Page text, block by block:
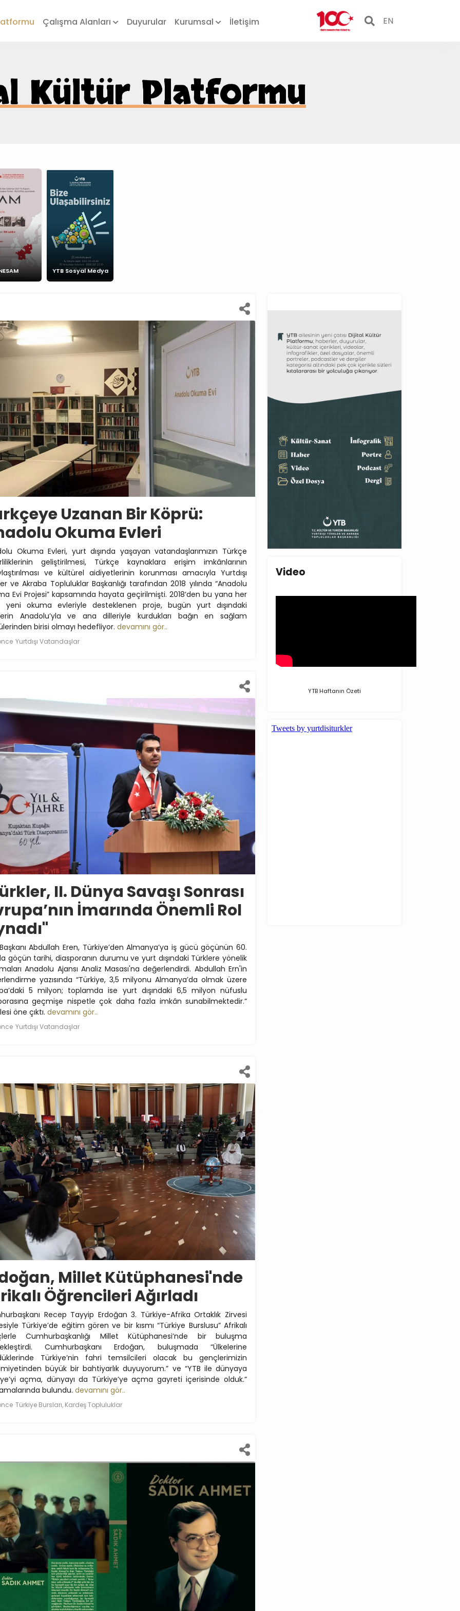
Çalışma Alanları Duyurular Kurumsal İletişim EN
Kültür Platformu
YTB Sosyal Medya
Uzanan Bir Köprü:
Okuma Evleri
Okuma Evleri, yurt dışında yaşayan vatandaşlarımızın Türkçe
geliştirilmesi, Türkçe kaynaklara erişim imkânlarının
ve kültürel aidiyetlerinin korunması amacıyla Yurtdışı
ve Akraba Topluluklar Başkanlığı tarafından 2018 yılında “Anadolu
Evi Projesi” kapsamında hayata geçirilmişti. 2018’den bu yana her
yeni okuma evleriyle desteklenen proje, bugün yurt dışındaki
Anadolu’yla ve ana dilleriyle kurdukları bağın en sağlam
birisi olmayı hedefliyor. devamını gör..
Yurtdışı Vatandaşlar
II. Dünya Savaşı Sonrası
İmarında Önemli Rol
Abdullah Eren, Türkiye’den Almanya’ya iş gücü göçünün 60.
göçün tarihi, diasporanın durumu ve yurt dışındaki Türklere yönelik
Anadolu Ajansı Analiz Masası'na değerlendirdi. Abdullah Ern'in
yazısında “Türkiye, 3,5 milyonu Almanya’da olmak üzere
5 milyon; toplamda ise yurt dışındaki 6,5 milyon nüfuslu
geçmişe nispetle çok daha fazla imkân sunabilmektedir.”
öne çıktı. devamını gör..
Yurtdışı Vatandaşlar
Millet Kütüphanesi'nde
Öğrencileri Ağırladı
Recep Tayyip Erdoğan 3. Türkiye-Afrika Ortaklık Zirvesi
Türkiye’de eğitim gören ve bir kısmı “Türkiye Burslusu” Afrikalı
Cumhurbaşkanlığı Millet Kütüphanesi’nde bir buluşma
Cumhurbaşkanı Erdoğan, buluşmada “Ülkelerine
Türkiye’nin fahri temsilcileri olacak bu gençlerimizin
büyük bir bahtiyarlık duyuyorum.” ve “YTB ile dünyaya
açma, dünyayı da Türkiye’ye açma gayreti içerisinde olduk.”
bulundu. devamını gör..
Türkiye Bursları, Kardeş Topluluklar
Video
YTB Haftanın Özeti